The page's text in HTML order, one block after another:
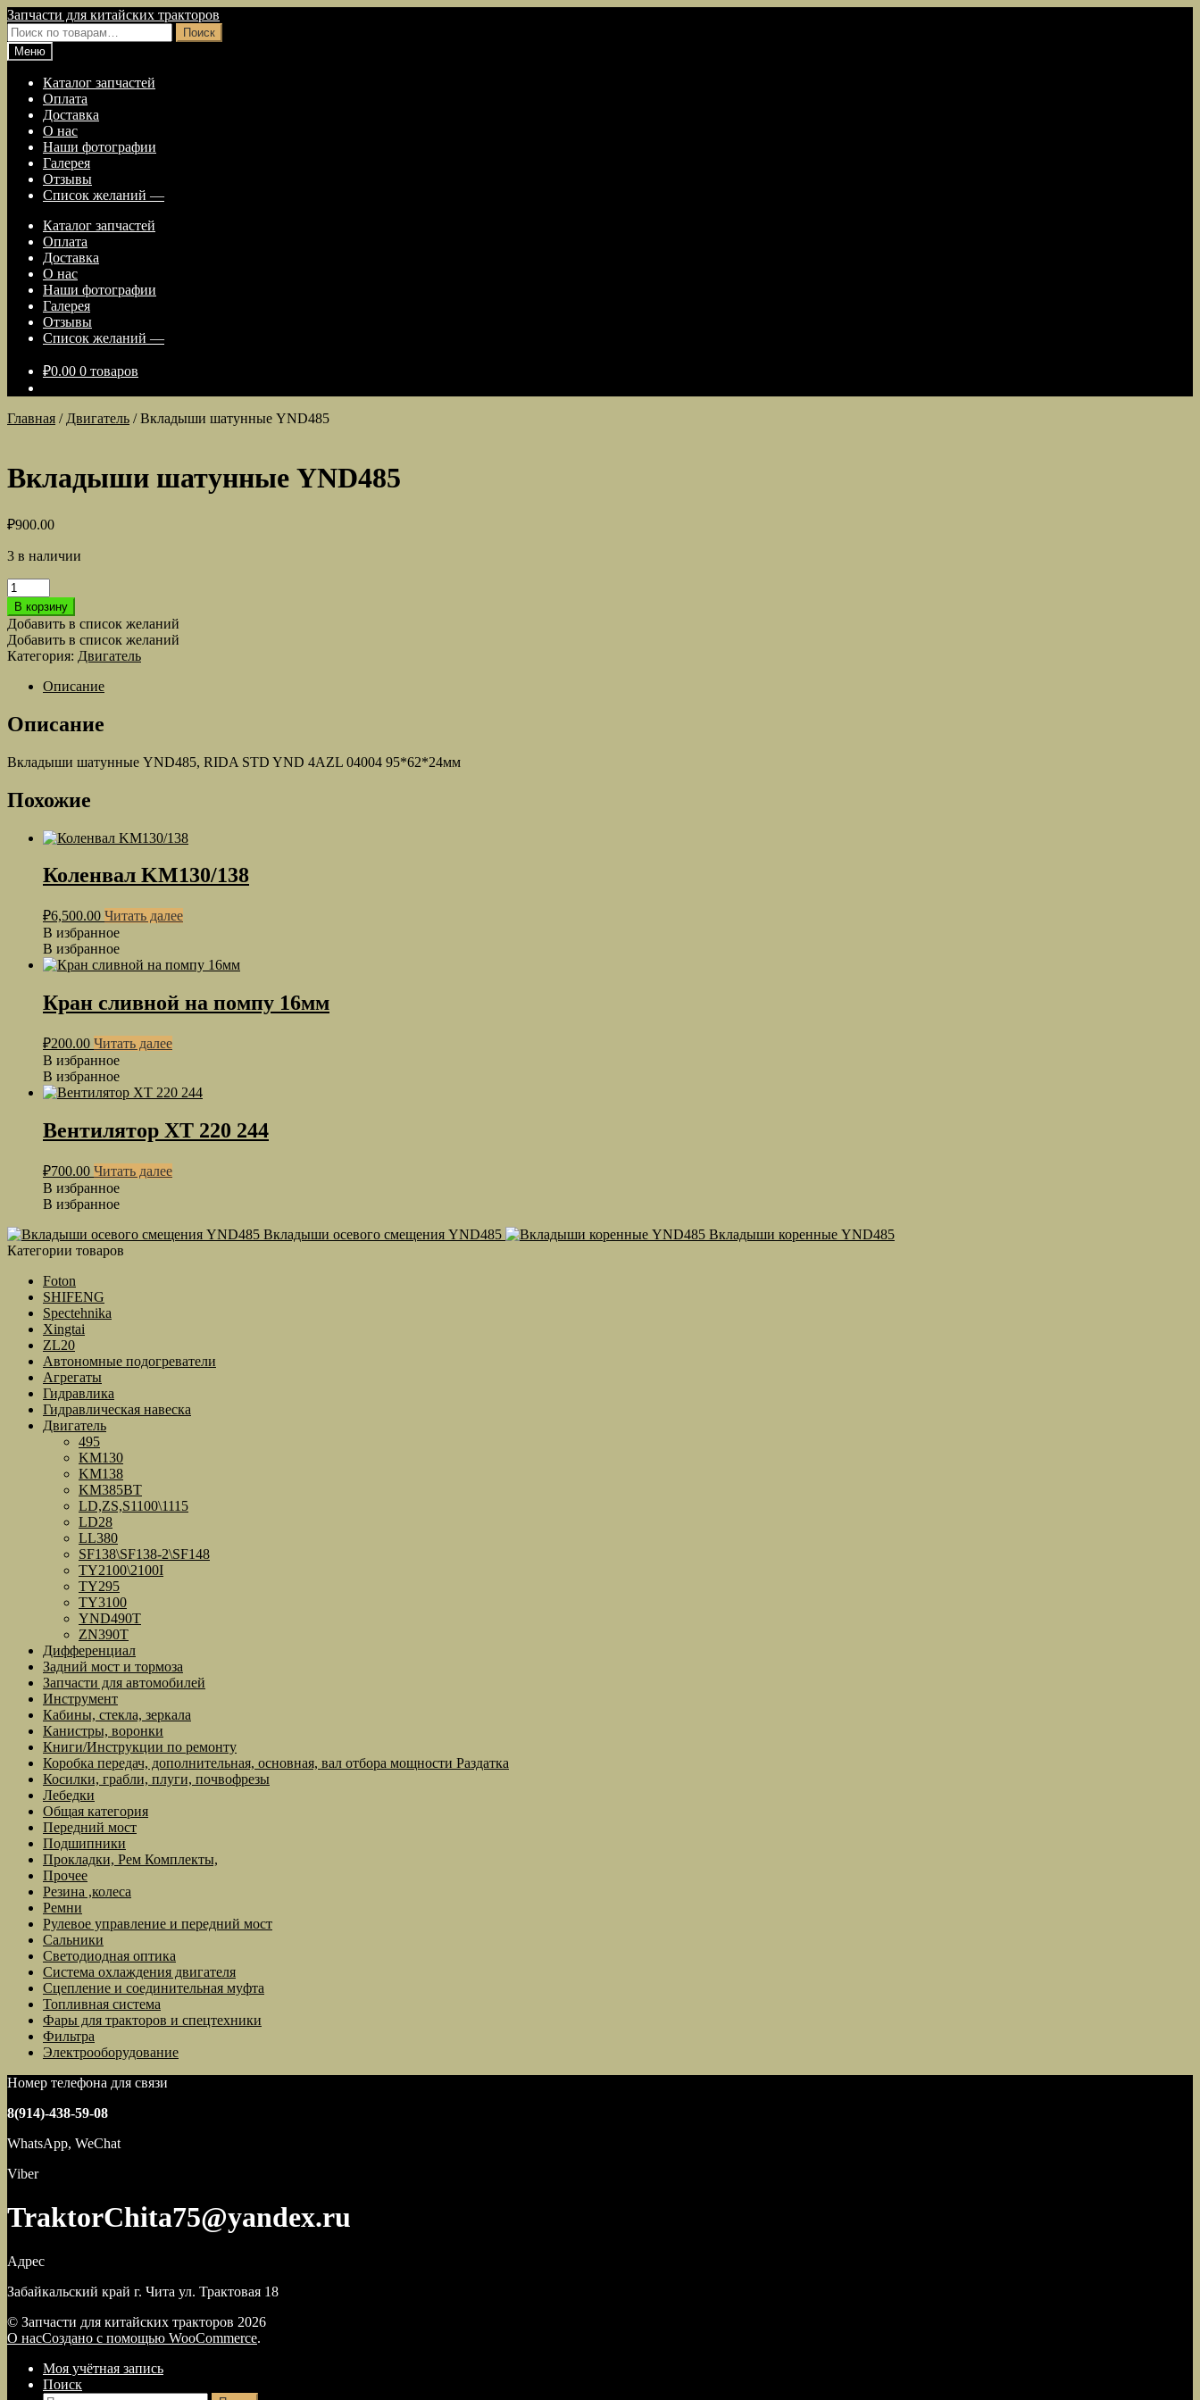
Перейти
к
навигации
Перейти
к
содержимому
Запчасти для китайских тракторов
Искать:
Поиск
Меню
Каталог запчастей
Оплата
Доставка
О нас
Наши фотографии
Галерея
Отзывы
Список желаний —
Каталог запчастей
Оплата
Доставка
О нас
Наши фотографии
Галерея
Отзывы
Список желаний —
₽0.00 0 товаров
Главная / Двигатель /Вкладыши шатунные YND485
Вкладыши шатунные YND485
₽900.00
3 в наличии
Количество
товара
Вкладыши
шатунные
YND485
В корзину
Добавить в список желаний
Добавить в список желаний
Категория: Двигатель
Описание
Описание
Вкладыши шатунные YND485, RIDA STD YND 4AZL 04004 95*62*24мм
Похожие
Коленвал KM130/138
₽6,500.00 Читать далее
В избранное
В избранное
Кран сливной на помпу 16мм
₽200.00 Читать далее
В избранное
В избранное
Вентилятор ХТ 220 244
₽700.00 Читать далее
В избранное
В избранное
Вкладыши осевого смещения YND485
Вкладыши коренные YND485
Категории товаров
Foton
SHIFENG
Spectehnika
Xingtai
ZL20
Автономные подогреватели
Агрегаты
Гидравлика
Гидравлическая навеска
Двигатель
495
KM130
KM138
KM385BT
LD,ZS,S1100\1115
LD28
LL380
SF138\SF138-2\SF148
TY2100\2100I
TY295
TY3100
YND490T
ZN390T
Дифференциал
Задний мост и тормоза
Запчасти для автомобилей
Инструмент
Кабины, стекла, зеркала
Канистры, воронки
Книги/Инструкции по ремонту
Коробка передач, дополнительная, основная, вал отбора мощности Раздатка
Косилки, грабли, плуги, почвофрезы
Лебедки
Общая категория
Передний мост
Подшипники
Прокладки, Рем Комплекты,
Прочее
Резина ,колеса
Ремни
Рулевое управление и передний мост
Сальники
Светодиодная оптика
Система охлаждения двигателя
Сцепление и соединительная муфта
Топливная система
Фары для тракторов и спецтехники
Фильтра
Электрооборудование
Номер телефона для связи
8(914)-438-59-08
WhatsApp, WeChat
Viber
TraktorChita75@yandex.ru
Адрес
Забайкальский край г. Чита ул. Трактовая 18
© Запчасти для китайских тракторов 2026
О насСоздано с помощью WooCommerce.
Моя учётная запись
Поиск